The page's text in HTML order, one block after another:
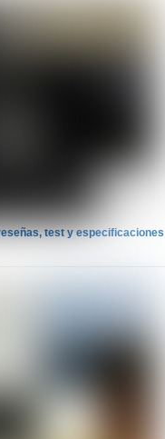
test y especificaciones